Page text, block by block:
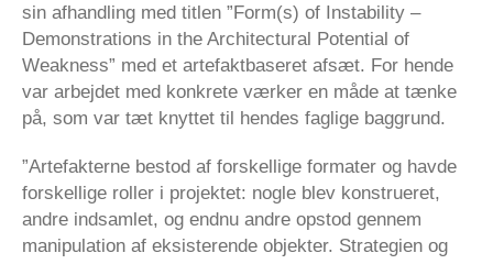
sin afhandling med titlen ”Form(s) of Instability –
Demonstrations in the Architectural Potential of
Weakness” med et artefaktbaseret afsæt. For hende
var arbejdet med konkrete værker en måde at tænke
på, som var tæt knyttet til hendes faglige baggrund.
”Artefakterne bestod af forskellige formater og havde
forskellige roller i projektet: nogle blev konstrueret,
andre indsamlet, og endnu andre opstod gennem
manipulation af eksisterende objekter. Strategien og